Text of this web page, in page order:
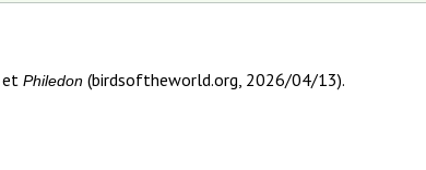
et Philedon (birdsoftheworld.org, 2026/04/13).